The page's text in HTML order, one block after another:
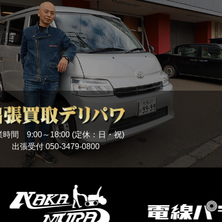
時間 9:00～18:00 (定休：日・祝)
出張受付050-3479-0800